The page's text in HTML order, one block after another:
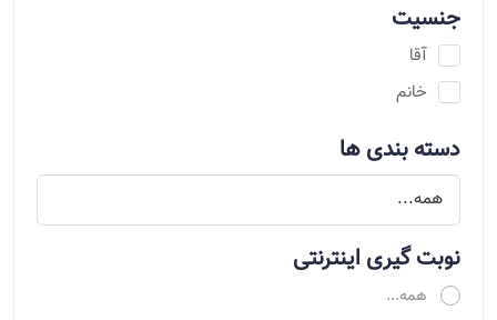
جنسیت
آقا
خانم
دسته بندی ها
نوبت گیری اینترنتی
همه...